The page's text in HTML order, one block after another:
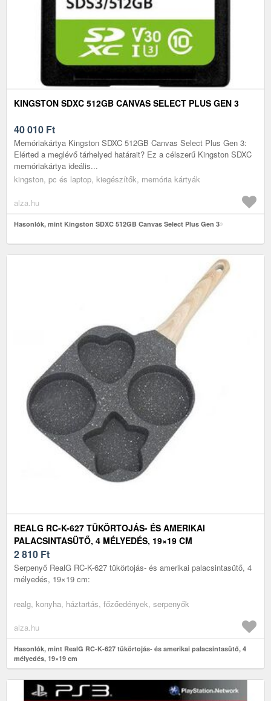
KINGSTON SDXC 512GB CANVAS SELECT PLUS GEN 3
40 010 Ft
Memóriakártya Kingston SDXC 512GB Canvas Select Plus Gen 3:
Elérted a meglévő tárhelyed határait? Ez a célszerű Kingston SDXC
memóriakártya ideális...
kingston, pc és laptop, kiegészítők, memória kártyák
alza.hu
Hasonlók, mint Kingston SDXC 512GB Canvas Select Plus Gen 3
REALG RC-K-627 TÜKÖRTOJÁS- ÉS AMERIKAI
PALACSINTASÜTŐ, 4 MÉLYEDÉS, 19×19 CM
2 810 Ft
Serpenyő RealG RC-K-627 tükörtojás- és amerikai palacsintasütő, 4
mélyedés, 19×19 cm:
realg, konyha, háztartás, főzőedények, serpenyők
alza.hu
Hasonlók, mint RealG RC-K-627 tükörtojás- és amerikai palacsintasütő, 4
mélyedés, 19×19 cm